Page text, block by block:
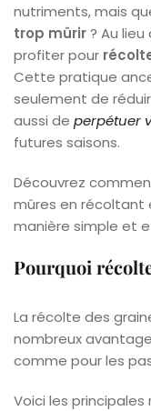
nutriments, mais
trop mûrir? Au
profiter pour
Cette pratique
seulement de
aussi de perpétuer
futures saisons.
Découvrez
mûres en récoltant
manière simple et
Pourquoi
La récolte des
nombreux
comme pour les
Voici les